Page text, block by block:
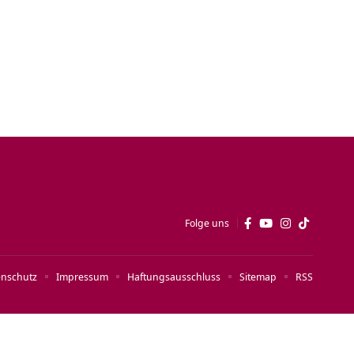
Folge uns
Impressum Haftungsausschluss Sitemap RSS